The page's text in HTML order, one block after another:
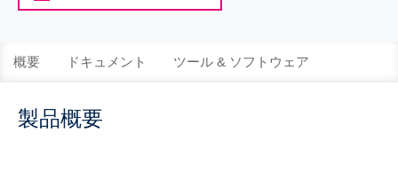
概要 ドキュメント ツール & ソフトウェア
製品概要